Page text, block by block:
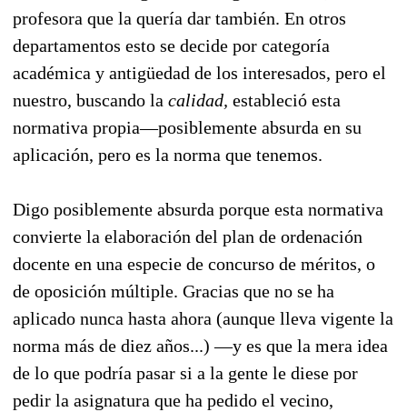
profesora que la quería dar también. En otros
departamentos esto se decide por categoría
académica y antigüedad de los interesados, pero el
nuestro, buscando la calidad, estableció esta
normativa propia—posiblemente absurda en su
aplicación, pero es la norma que tenemos.
Digo posiblemente absurda porque esta normativa
convierte la elaboración del plan de ordenación
docente en una especie de concurso de méritos, o
de oposición múltiple. Gracias que no se ha
aplicado nunca hasta ahora (aunque lleva vigente la
norma más de diez años...) —y es que la mera idea
de lo que podría pasar si a la gente le diese por
pedir la asignatura que ha pedido el vecino,